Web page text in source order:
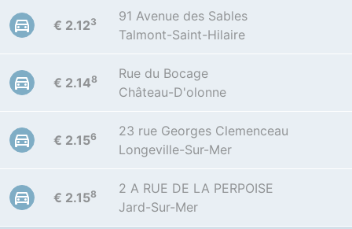
€ 2.123
91 Avenue des Sables
Talmont-Saint-Hilaire
€ 2.148
Rue du Bocage
Château-D'olonne
€ 2.156
23 rue Georges Clemenceau
Longeville-Sur-Mer
€ 2.158
2 A RUE DE LA PERPOISE
Jard-Sur-Mer